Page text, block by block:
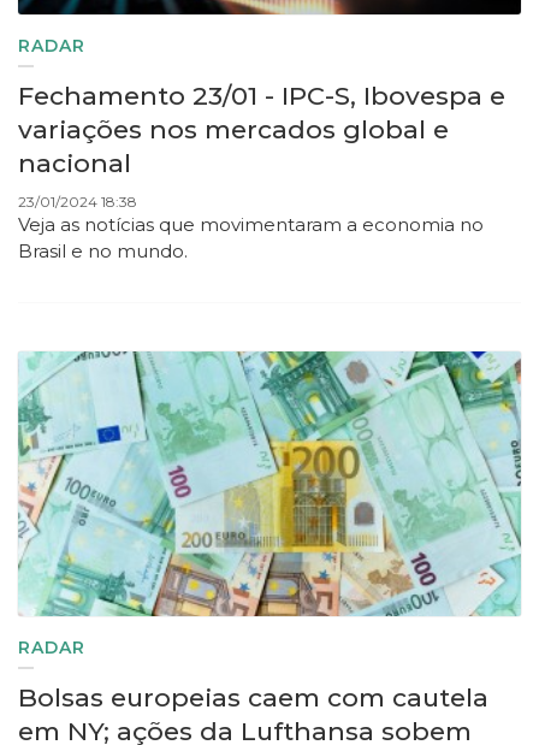
RADAR
Fechamento 23/01 - IPC-S, Ibovespa e
variações nos mercados global e
nacional
23/01/2024 18:38
Veja as notícias que movimentaram a economia no
Brasil e no mundo.
RADAR
Bolsas europeias caem com cautela
em NY; ações da Lufthansa sobem